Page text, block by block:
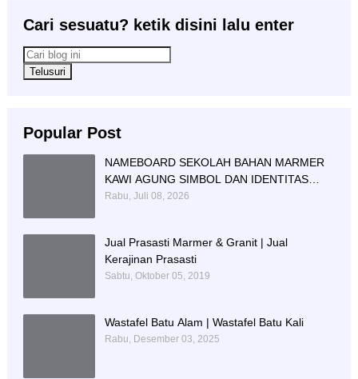
Cari sesuatu? ketik disini lalu enter
Popular Post
NAMEBOARD SEKOLAH BAHAN MARMER
KAWI AGUNG SIMBOL DAN IDENTITAS
PENDIDIKAN
Rabu, Juli 08, 2026
Jual Prasasti Marmer & Granit | Jual
Kerajinan Prasasti
Sabtu, Oktober 05, 2019
Wastafel Batu Alam | Wastafel Batu Kali
Rabu, Desember 03, 2025